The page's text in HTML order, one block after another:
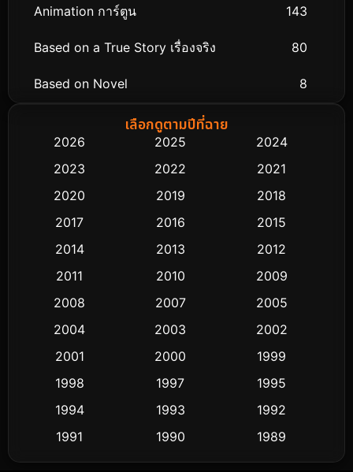
Animation การ์ตูน 143
Based on a True Story เรื่องจริง 80
Based on Novel 8
Biography ชีวิตจริง
Classic หนังคลาสสิก
Comedy ตลก 453
Crime อาชญากรรม 530
Cult Film
Dance เต้น
Detective สืบสวน
เลือกดูตามปีที่ฉาย
2026 2025
2024
2023
2022
2021
2020
2019
2018
2017
2016
2015
2014
2013
2012
2011
2010
2009
2008
2007
2005
2004
2003
2002
2001
2000
1999
1998
1997
1995
1994
1993
1992
1991
1990
1989
1988
1986
1985